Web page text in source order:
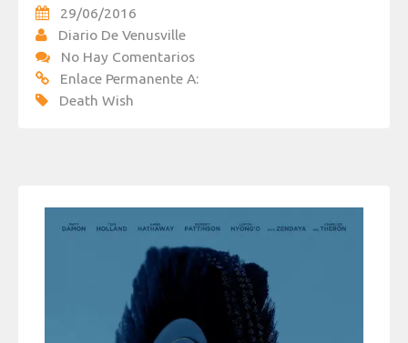
29/06/2016
Diario De Venusville
No Hay Comentarios
Enlace Permanente A:
Death Wish